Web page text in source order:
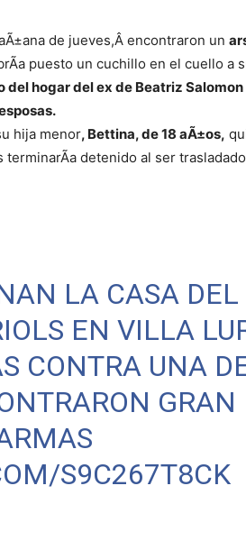
de jueves,Â encontraron un
puesto un cuchillo en el cuello a
del hogar del ex de Beatriz Salomon
hija menor, Bettina, de 18 aÃ±os,
terminarÃ­a detenido al ser
LA CASA DEL
EN VILLA
CONTRA UNA
GRAN
S9C267T8CK